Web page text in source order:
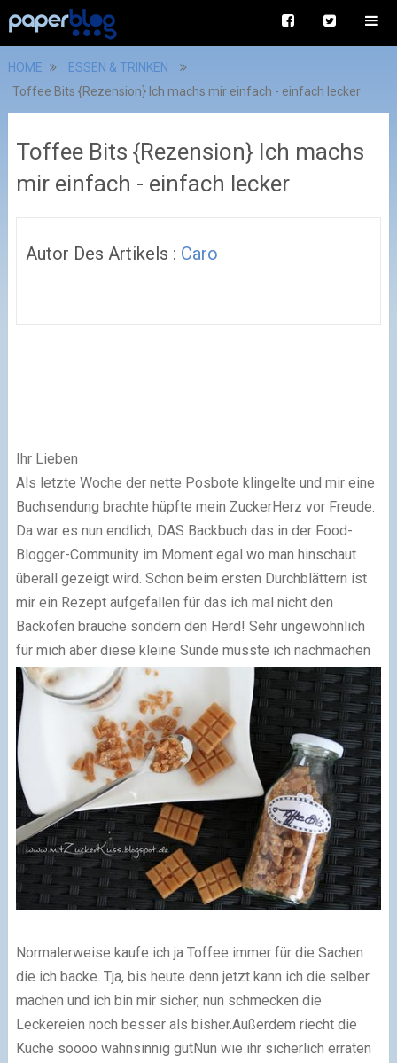
HOME
ESSEN & TRINKEN
Toffee Bits {Rezension} Ich machs mir einfach - einfach lecker
Toffee Bits {Rezension} Ich machs
mir einfach - einfach lecker
Autor Des Artikels : Caro
Ihr Lieben
Als letzte Woche der nette Posbote klingelte und mir eine
Buchsendung brachte hüpfte mein ZuckerHerz vor Freude.
Da war es nun endlich, DAS Backbuch das in der Food-
Blogger-Communityim Moment egal wo man hinschaut
überall gezeigt wird. Schon beim ersten Durchblättern ist
mir ein Rezept aufgefallen für das ich mal nicht den
Backofen brauche sondern den Herd! Sehr ungewöhnlich
für mich aber diese kleine Sünde musste ich nachmachen
Normalerweise kaufe ich ja Toffee immer für die Sachen
die ich backe. Tja, bis heute denn jetzt kann ich die selber
machen und ich bin mir sicher, nun schmecken die
Leckereien noch besser als bisher.Außerdem riecht die
Küche soooo wahnsinnig gutNun wie ihr sicherlich erraten